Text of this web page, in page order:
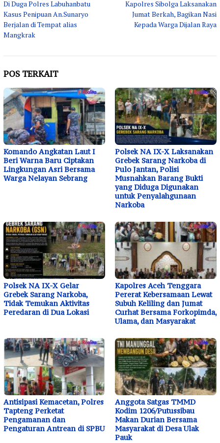
pos
Di Duga Polres Labuhanbatu
Kasus Penipuan An.Sunaryo
Berjalan di Tempat alias
Mangkrak
Kapolres Sibolga Laksanakan
Jumat Berkah, Bagikan Nasi
Kepada Warga Dijalan Raya
POS TERKAIT
Komando Angkatan Laut I
Beri Warna Baru Ciptakan
Lingkungan Asri Bersama
Warga Nelayan Sebrang
Polsek NA IX-X Laksanakan
Grebek Sarang Narkoba di
Pulo Jantan, Polisi
Musnahkan Barang Bukti
yang Diduga Digunakan
untuk Penyalahgunaan
Narkoba
Polsek NA IX-X Gelar
Grebek Sarang Narkoba,
Tidak Temukan Aktivitas
Peredaran di Dua Lokasi
Kapolres Aceh Tenggara
Pererat Kebersamaan Lewat
Subuh Keliling dan Jumat
Curhat Bersama Forkopimda,
Ulama, dan Masyarakat
Antisipasi Kemacetan, Polres
Tapteng Perketat
Pengamanan dan
Pengaturan Antrean di SPBU
Anggota Satgas TMMD
Kodim 1206/Putussibau
Makan Durian Bersama
Masyarakat di Desa Ulak
Pauk